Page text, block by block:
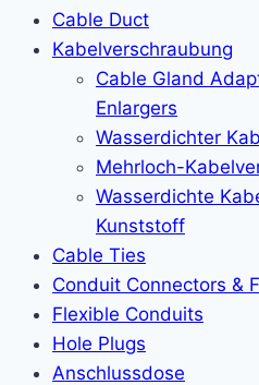
Cable Duct
Kabelverschraubung
Cable Gland
Enlargers
Wasserdichter
Mehrloch-
Wasserdichte
Kunststoff
Cable Ties
Conduit Connectors &
Flexible Conduits
Hole Plugs
Anschlussdose